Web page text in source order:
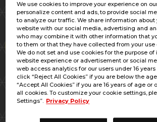
1 ミュエル／
Lv.70
ソロモンの
ソロモンの
ソロモンの
We use cookies to improve your experience on
personalize content and ads, to provide social
to analyze our traffic. We share information about
website with our social media, advertising and
who may combine it with other information that
to them or that they have collected from your use
We do not set and use cookies for the purpose of
website experience or advertisement or social
web access analytics for our users under 16
click “Reject All Cookies” if you are below the
“Accept All Cookies” if you are 16 years of age or
all cookies. To customize your cookie settings,
Settings”. Privacy Policy